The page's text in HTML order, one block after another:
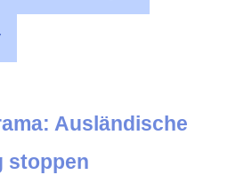
Ausländische
stoppen